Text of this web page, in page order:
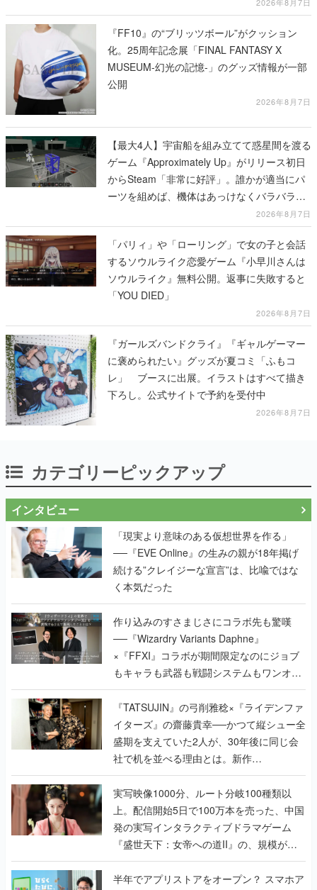
『FF10』の“ブリッツボール”がクッション
化。25周年記念展「FINAL FANTASY X
MUSEUM-幻光の記憶-」のグッズ情報が一部
公開
2026年8月7日
【最大4人】宇宙船を組み立てて惑星間を渡る
ゲーム『Approximately Up』がリリース初日
からSteam「非常に好評」。誰かが適当にパ
ーツを組めば、機体はあっけなくバラバラに
2026年8月7日
「パリィ」や「ローリング」で女の子と会話
するソウルライク恋愛ゲーム『小早川さんは
ソウルライク』無料公開。返事に失敗すると
「YOU DIED」
2026年8月7日
『ガールズバンドクライ』『ギャルゲーマー
に褒められたい』グッズが夏コミ「ふもコ
レ」 ブースに出展。イラストはすべて描き
下ろし。公式サイトで予約を受付中
2026年8月7日
カテゴリーピックアップ
インタビュー
「現実より意味のある仮想世界を作る」
──『EVE Online』の生みの親が18年掲げ
続ける”クレイジーな宣言”は、比喩ではな
く本気だった
作り込みのすさまじさにコラボ先も驚嘆
──『Wizardry Variants Daphne』
×『FFXI』コラボが期間限定なのにジョブ
もキャラも武器も戦闘システムもワンオフ
で作り込まれた理由を両ディレクターに聞
く
『TATSUJIN』の弓削雅稔×『ライデンファ
イターズ』の齋藤貴幸──かつて縦シュー全
盛期を支えていた2人が、30年後に同じ会
社で机を並べる理由とは。新作
『TATSUJIN EXTREME』で初タッグを組
んだレジェンド2人に訊く開発秘話
実写映像1000分、ルート分岐100種類以
上。配信開始5日で100万本を売った、中国
発の実写インタラクティブドラマゲーム
『盛世天下：女帝への道II』の、規模が違
うこだわりをプロデューサーに聞いた
半年でアプリストアをオープン？ スマホア